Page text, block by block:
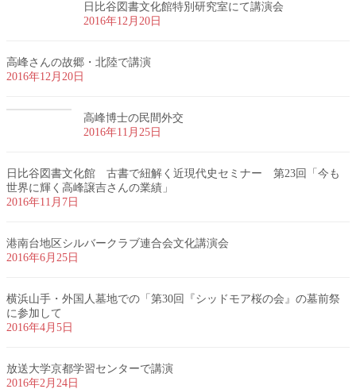
日比谷図書文化館特別研究室にて講演会
2016年12月20日
高峰さんの故郷・北陸で講演
2016年12月20日
高峰博士の民間外交
2016年11月25日
日比谷図書文化館 古書で紐解く近現代史セミナー 第23回「今も
世界に輝く高峰譲吉さんの業績」
2016年11月7日
港南台地区シルバークラブ連合会文化講演会
2016年6月25日
横浜山手・外国人墓地での「第30回『シッドモア桜の会』の墓前祭
に参加して
2016年4月5日
放送大学京都学習センターで講演
2016年2月24日